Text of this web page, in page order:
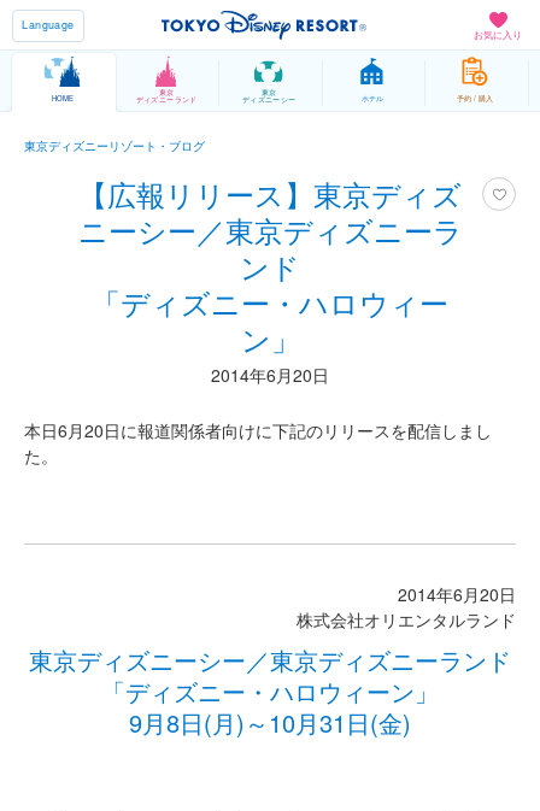
お気に入り
Language
HOME
東京
ディズニーランド
東京
ディズニーシー ホテル 予約 / 購入
東京ディズニーリゾート・ブログ
【広報リリース】東京ディズ
ニーシー／東京ディズニーラ
ンド
「ディズニー・ハロウィー
ン」
2014年6月20日
本日6月20日に報道関係者向けに下記のリリースを配信しまし
た。
2014年6月20日
株式会社オリエンタルランド
東京ディズニーシー／東京ディズニーランド
「ディズニー・ハロウィーン」
9月8日(月)～10月31日(金)